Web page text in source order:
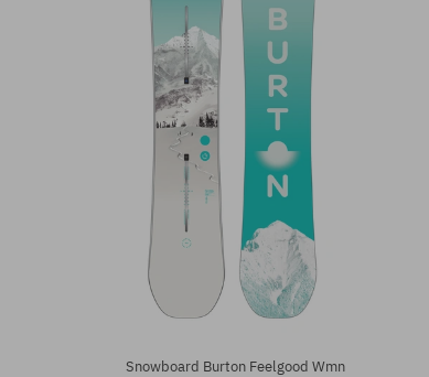
Mărimi existente:
Snowboard Burton Feelgood Wmn